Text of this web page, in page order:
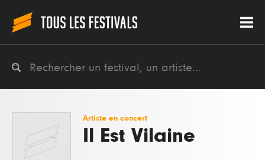
Artiste en concert
Il Est Vilaine